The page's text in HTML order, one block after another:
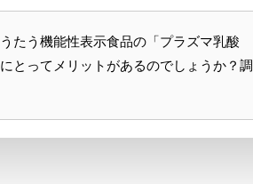
たう機能性表示食品の「プラズマ乳酸
とってメリットがあるのでしょうか？調